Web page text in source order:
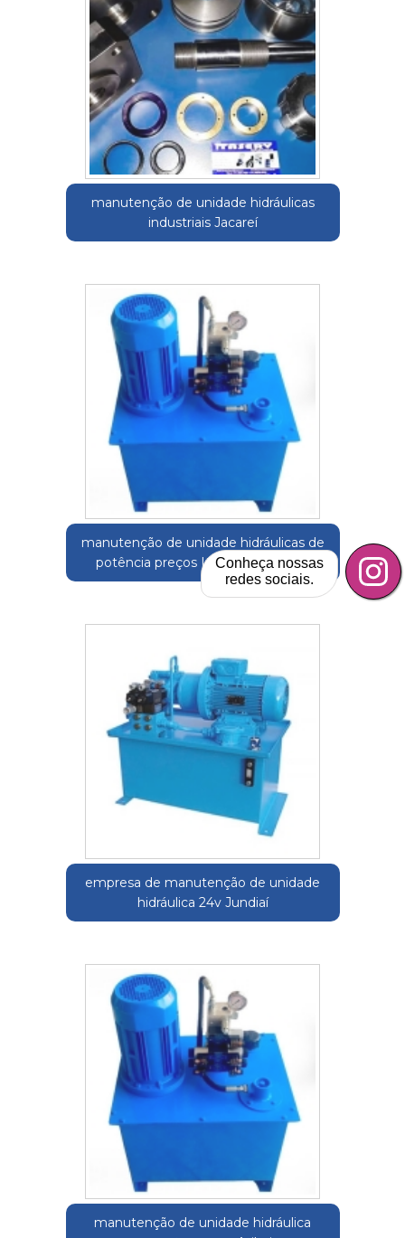
manutenção de unidade hidráulicas
industriais Jacareí
manutenção de unidade hidráulicas de
potência preços Itaquaquecetuba
empresa de manutenção de unidade
hidráulica 24v Jundiaí
manutenção de unidade hidráulica
Conheça nossas
redes sociais.